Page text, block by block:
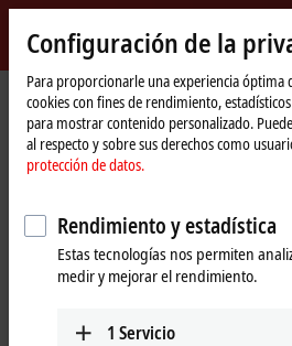
Beckhoff
-
New
Automation
Technology
Página
de
inicio
Empresa
Novedades
Technology studies on new communication
Al hacer clic en «Aceptar»,
configuración de privacidad,
Vimeo. Por favor, tenga en cuenta
Configuración de la
Para proporcionarle una experiencia óptima
cookies con fines de rendimiento,
para mostrar contenido personalizado.
al respecto y sobre sus derechos como
protección de datos.
Rendimiento y estadística
Estas tecnologías nos permiten
medir y mejorar el rendimiento.
1 Servicio